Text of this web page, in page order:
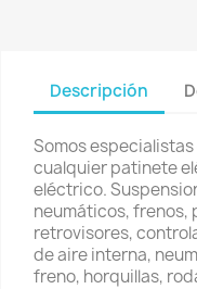
Descripción
Somos
cualquier patinete
eléctrico.
neumáticos, frenos,
retrovisores,
de aire interna,
freno, horquillas,